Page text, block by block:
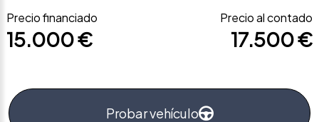
Precio financiado
15.000 €
Precio al contado
17.500 €
Probar vehículo